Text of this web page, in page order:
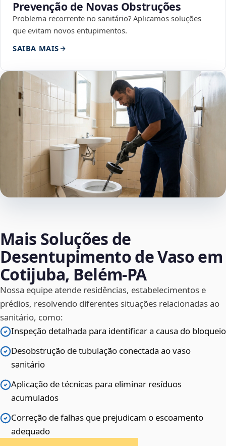
Prevenção de Novas Obstruções
Problema recorrente no sanitário? Aplicamos soluções
que evitam novos entupimentos.
SAIBA MAIS
Mais Soluções de
Desentupimento de Vaso em
Cotijuba, Belém‑PA
Nossa equipe atende residências, estabelecimentos e
prédios, resolvendo diferentes situações relacionadas ao
sanitário, como:
Inspeção detalhada para identificar a causa do bloqueio
Desobstrução de tubulação conectada ao vaso
sanitário
Aplicação de técnicas para eliminar resíduos
acumulados
Correção de falhas que prejudicam o escoamento
adequado